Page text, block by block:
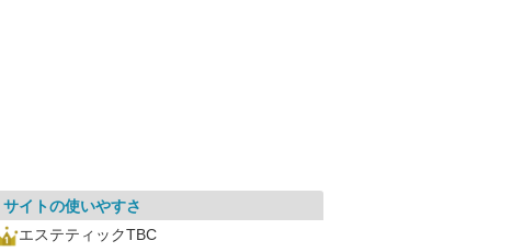
サイトの使いやすさ
エステティックTBC